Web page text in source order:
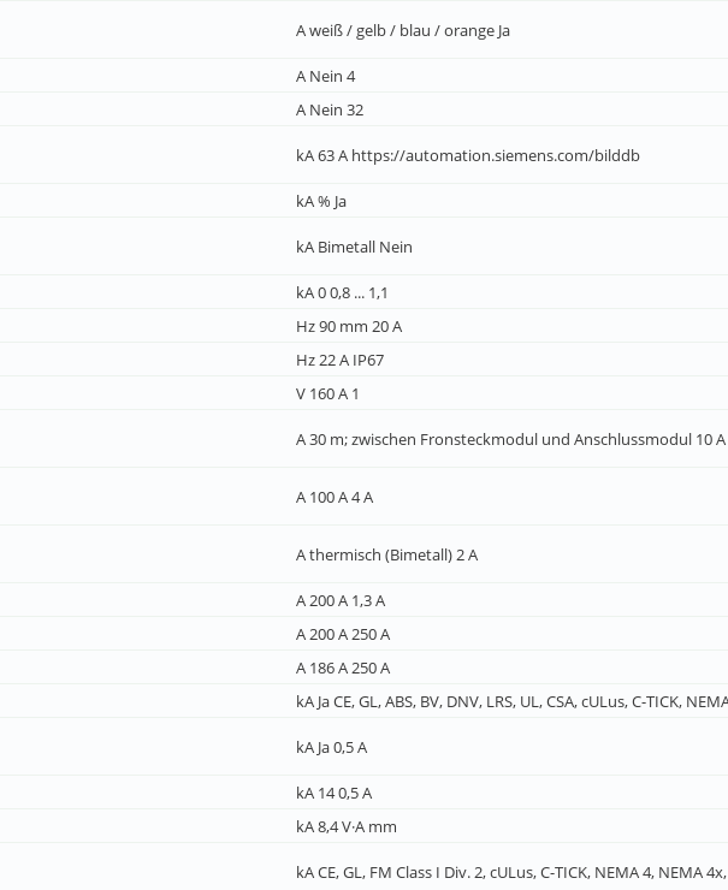
A weiß / gelb / blau / orange Ja
A Nein 4
A Nein 32
kA 63 A https://automation.siemens.com/bilddb
kA % Ja
kA Bimetall Nein
kA 0 0,8 ... 1,1
Hz 90 mm 20 A
Hz 22 A IP67
V 160 A 1
A 30 m; zwischen Fronsteckmodul und Anschlussmodul 10 A
A 100 A 4 A
A thermisch (Bimetall) 2 A
A 200 A 1,3 A
A 200 A 250 A
A 186 A 250 A
kA Ja CE, GL, ABS, BV, DNV, LRS, UL, CSA, cULus, C-TICK,
kA Ja 0,5 A
kA 14 0,5 A
kA 8,4 V·A mm
kA CE, GL, FM Class I Div. 2, cULus, C-TICK, NEMA 4, NEMA 4x,